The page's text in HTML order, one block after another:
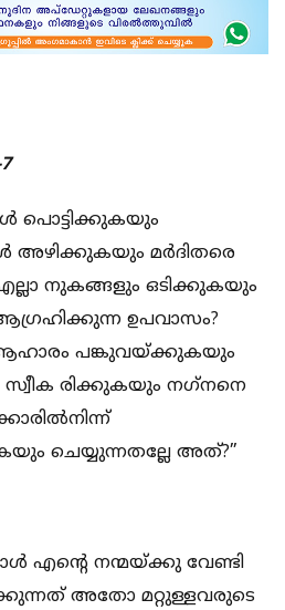
പൊട്ടിക്കുകയും
അഴിക്കുകയും മര്‍ദിതരെ
നുകങ്ങളും ഒടിക്കുകയും
ഉപവാസം?
പങ്കുവയ്ക്കുകയും
സ്വീക രിക്കുകയും നഗ്‌നനെ
ചെയ്യുന്നതല്ലേ അത്?”
എന്റെ നന്മയ്ക്കു വേണ്ടി
അതോ മറ്റുള്ളവരുടെ